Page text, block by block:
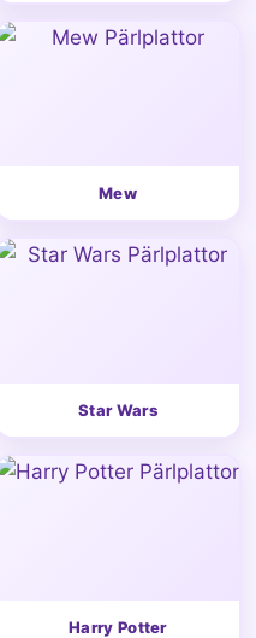
Mew
Star Wars
Harry Potter